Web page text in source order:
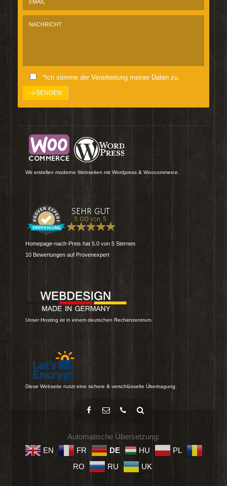
*Ich stimme der Verarbeitung meiner Daten zu.
Wir erstellen moderne Webseiten mit Wordpress & Woocommerce.
Homepage-nach-Preis hat 5.0 von 5 Sternen
10 Bewertungen auf Provenexpert
Unser Hosting ist in einem deutschen Rechenzentrum.
Diese Webseite nutzt eine sichere & verschlüsselte Übertragung.
Automatische Übersetzung:
EN
FR DE HU
PL
RO
RU UK